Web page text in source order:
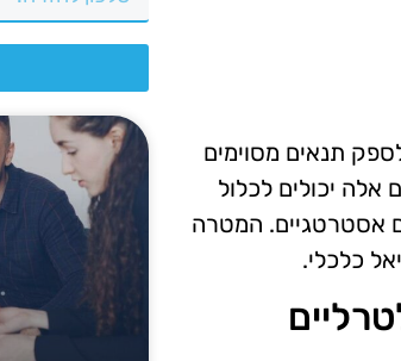
תנאים מסוימים
יכולים לכלול
אסטרטגיים. המטרה
כלכלי.